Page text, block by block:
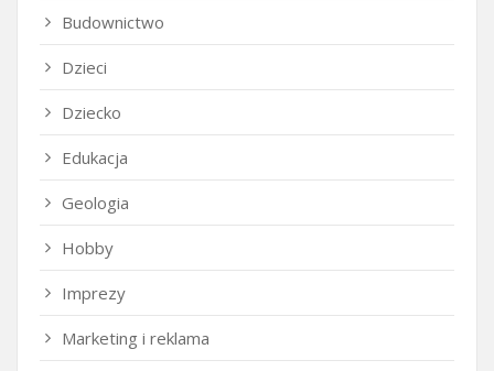
Budownictwo
Dzieci
Dziecko
Edukacja
Geologia
Hobby
Imprezy
Marketing i reklama